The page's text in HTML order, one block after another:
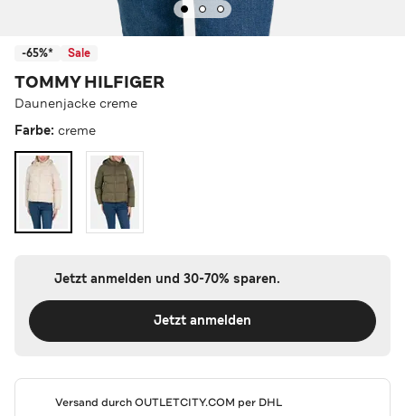
-65%* Sale
TOMMY HILFIGER
Daunenjacke creme
Farbe: creme
Jetzt anmelden und 30-70% sparen.
Jetzt anmelden
Versand durchOUTLETCITY.COM per DHL